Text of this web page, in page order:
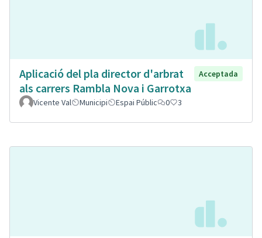
Aplicació del pla director d'arbrat
als carrers Rambla Nova i Garrotxa
Acceptada
Vicente Val Municipi Espai Públic 0 3